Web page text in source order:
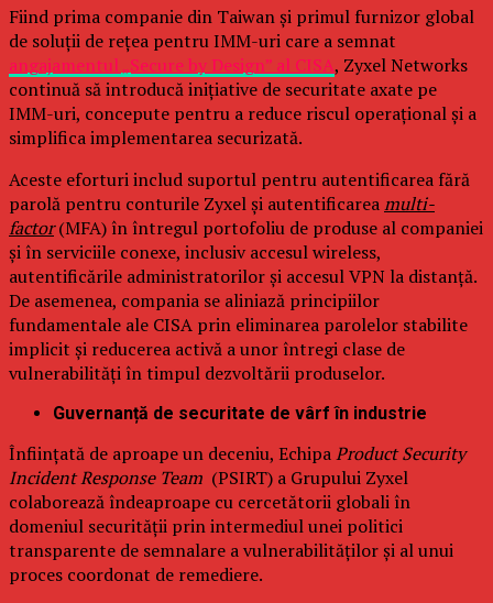
Fiind prima companie din Taiwan și primul furnizor global
de soluții de rețea pentru IMM-uri care a semnat
angajamentul „Secure by Design” al CISA, Zyxel Networks
continuă să introducă inițiative de securitate axate pe
IMM-uri, concepute pentru a reduce riscul operațional și a
simplifica implementarea securizată.
Aceste eforturi includ suportul pentru autentificarea fără
parolă pentru conturile Zyxel și autentificareamulti-
factor(MFA) în întregul portofoliu de produse al companiei
și în serviciile conexe, inclusiv accesul wireless,
autentificările administratorilor și accesul VPN la distanță.
De asemenea, compania se aliniază principiilor
fundamentale ale CISA prin eliminarea parolelor stabilite
implicit și reducerea activă a unor întregi clase de
vulnerabilități în timpul dezvoltării produselor.
Guvernanță de securitate de vârf în industrie
Înființată de aproape un deceniu, EchipaProduct Security
Incident Response Team (PSIRT) a Grupului Zyxel
colaborează îndeaproape cu cercetătorii globali în
domeniul securității prin intermediul unei politici
transparente de semnalare a vulnerabilităților și al unui
proces coordonat de remediere.